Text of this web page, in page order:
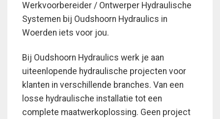
Werkvoorbereider / Ontwerper Hydraulische
Systemen bij Oudshoorn Hydraulics in
Woerden iets voor jou.
Bij Oudshoorn Hydraulics werk je aan
uiteenlopende hydraulische projecten voor
klanten in verschillende branches. Van een
losse hydraulische installatie tot een
complete maatwerkoplossing. Geen project